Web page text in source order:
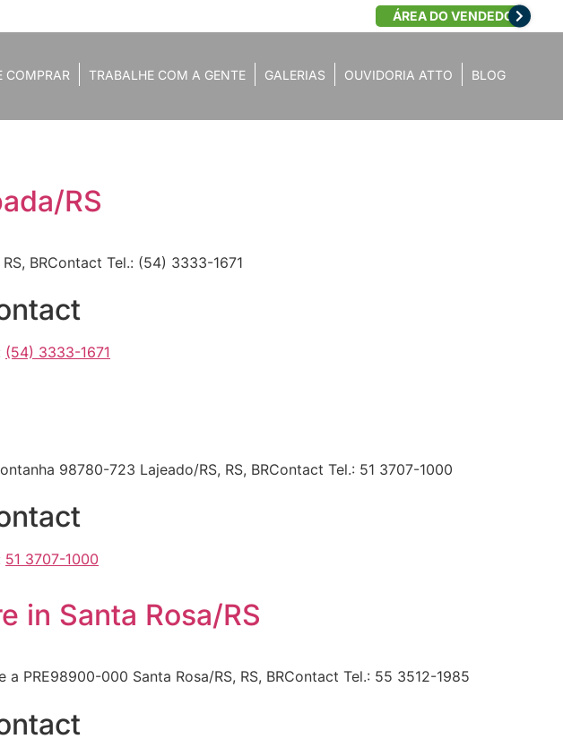
ÁREA DO VENDEDOR
COMPRAR TRABALHE COM A GENTE GALERIAS OUVIDORIA ATTO BLOG
RS
BRContact Tel.: (54) 3333-1671
(54) 3333-1671
98780-723 Lajeado/RS, RS, BRContact Tel.: 51 3707-1000
51 3707-1000
in Santa Rosa/RS
PRE98900-000 Santa Rosa/RS, RS, BRContact Tel.: 55 3512-1985